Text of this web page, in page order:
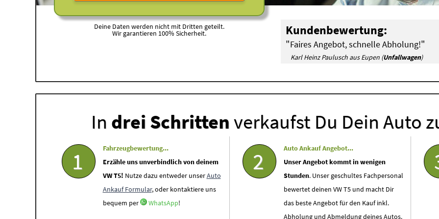
Deine Daten werden nicht mit Dritten geteilt.
Wir garantieren 100% Sicherheit. Kundenbewertung:
"Faires Angebot, schnelle Abholung!"
Karl Heinz Paulusch aus Eupen (Unfallwagen)
In drei Schrittenverkaufst Du Dein Auto
1
Fahrzeugbewertung...
Erzähle uns unverbindlich von deinem
VW T5! Nutze dazu entweder unserAuto
Ankauf Formular, oder kontaktiere uns
bequem per
WhatsApp!
2
Auto Ankauf Angebot...
Unser Angebot kommt in wenigen
Stunden. Unser geschultes Fachpersonal
bewertet deinen VW T5 und macht Dir
das beste Angebot für den Kauf inkl.
Abholung und Abmeldung deines Autos.